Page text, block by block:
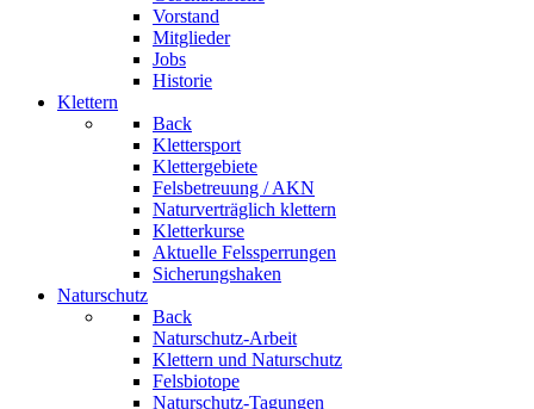
Vorstand
Mitglieder
Jobs
Historie
Klettern
Back
Klettersport
Klettergebiete
Felsbetreuung / AKN
Naturverträglich klettern
Kletterkurse
Aktuelle Felssperrungen
Sicherungshaken
Naturschutz
Back
Naturschutz-Arbeit
Klettern und Naturschutz
Felsbiotope
Naturschutz-Tagungen